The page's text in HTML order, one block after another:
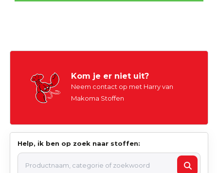
Kom je er niet uit?
Neem contact op met Harry van
Makoma Stoffen
Help, ik ben op zoek naar stoffen: